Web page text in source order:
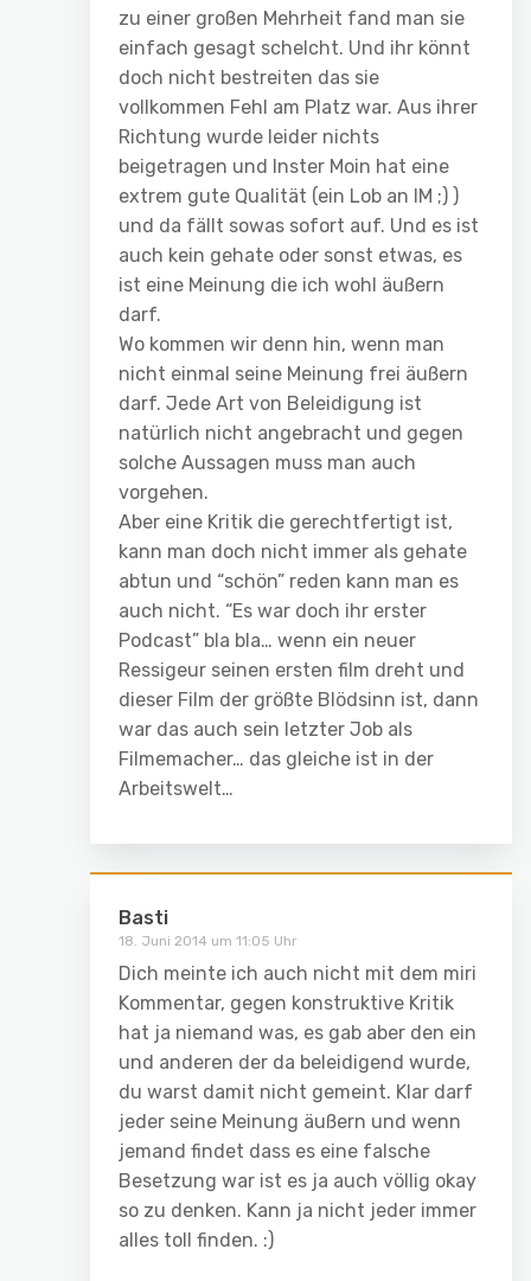
zu einer großen Mehrheit fand man sie
einfach gesagt schelcht. Und ihr könnt
doch nicht bestreiten das sie
vollkommen Fehl am Platz war. Aus ihrer
Richtung wurde leider nichts
beigetragen und Inster Moin hat eine
extrem gute Qualität (ein Lob an IM ;) )
und da fällt sowas sofort auf. Und es ist
auch kein gehate oder sonst etwas, es
ist eine Meinung die ich wohl äußern
darf.
Wo kommen wir denn hin, wenn man
nicht einmal seine Meinung frei äußern
darf. Jede Art von Beleidigung ist
natürlich nicht angebracht und gegen
solche Aussagen muss man auch
vorgehen.
Aber eine Kritik die gerechtfertigt ist,
kann man doch nicht immer als gehate
abtun und “schön” reden kann man es
auch nicht. “Es war doch ihr erster
Podcast” bla bla… wenn ein neuer
Ressigeur seinen ersten film dreht und
dieser Film der größte Blödsinn ist, dann
war das auch sein letzter Job als
Filmemacher… das gleiche ist in der
Arbeitswelt…
Basti
18. Juni 2014 um 11:05 Uhr
Dich meinte ich auch nicht mit dem miri
Kommentar, gegen konstruktive Kritik
hat ja niemand was, es gab aber den ein
und anderen der da beleidigend wurde,
du warst damit nicht gemeint. Klar darf
jeder seine Meinung äußern und wenn
jemand findet dass es eine falsche
Besetzung war ist es ja auch völlig okay
so zu denken. Kann ja nicht jeder immer
alles toll finden. :)